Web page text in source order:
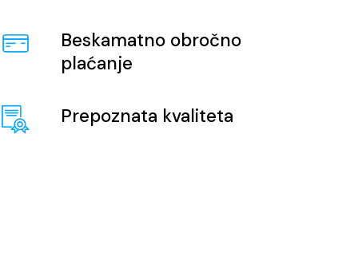
Beskamatno obročno
plaćanje
Prepoznata kvaliteta